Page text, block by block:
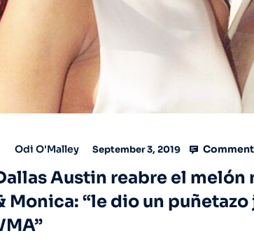
Odi O'Malley September 3, 2019
Austin reabre el
Monica: “le dio un